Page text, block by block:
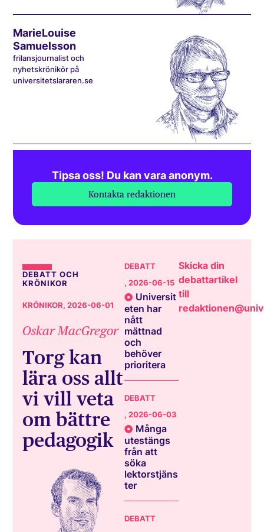
MarieLouise
Samuelsson
frilansjournalist och
nyhetskrönikör på
universitetslararen.se
Tipsa oss! Du kan vara anonym.
Kontakta redaktionen
DEBATT OCH
KRÖNIKOR
KRÖNIKOR, 2026-06-01
Oskar MacGregor
Torg kan
lära oss allt
vi vill veta
om bättre
pedagogik
DEBATT
, 2026-06-15
Universit
eten har
nått
mättnad
och
behöver
prioritera
DEBATT
, 2026-06-03
Många
utestängs
från att
söka
lektorstjäns
ter
DEBATT
Skicka din
debattartikel
till